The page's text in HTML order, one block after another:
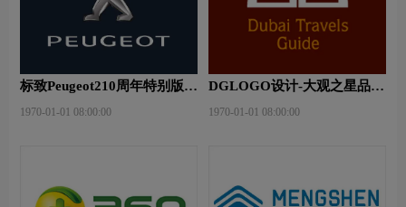
标致Peugeot210周年特别版新
1970-01-01 08:00:00
DGLOGO设计-大观之星品牌
1970-01-01 08:00:00